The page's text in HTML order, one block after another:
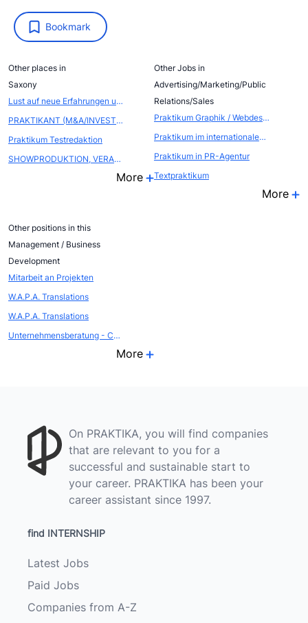
Bookmark
Other places in
Saxony
Lust auf neue Erfahrungen und spannende Herausforderungen? Dann komm zu uns als Werksstudent (m/w/d)
PRAKTIKANT (M&A/INVESTMENT BANKING) (M/W/D)
Praktikum Testredaktion
SHOWPRODUKTION, VERANSTALTUNGSMANAGEMENT
More
Other Jobs in
Advertising/Marketing/Public
Relations/Sales
Praktikum Graphik / Webdesign
Praktikum im internationalen EVENTBEREICH (Atout France, die franz&ouml;sische Zentrale f&uuml;r Tourismus, Abteilung FRANCE CONVENTION BUREAU
Praktikum in PR-Agentur
Textpraktikum
More
Other positions in this
Management / Business
Development
Mitarbeit an Projekten
W.A.P.A. Translations
W.A.P.A. Translations
Unternehmensberatung - Coaching - Marketing - BWL
More
On PRAKTIKA, you will find companies
that are relevant to you for a
successful and sustainable start to
your career. PRAKTIKA has been your
career assistant since 1997.
find INTERNSHIP
Latest Jobs
Paid Jobs
Companies from A-Z